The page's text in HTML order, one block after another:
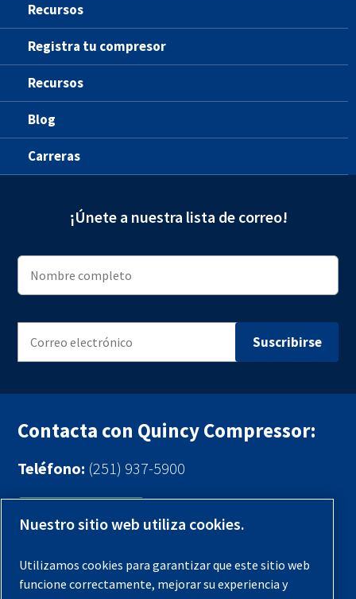
Recursos
Registra tu compresor
Recursos
Blog
Carreras
¡Únete a nuestra lista de correo!
Contacta con Quincy Compressor:
Teléfono: (251) 937-5900
Contáctenos
Registra tu compresor
Aviso legal
Nuestro sitio web utiliza cookies.
Utilizamos cookies para garantizar que este sitio web
funcione correctamente, mejorar su experiencia y